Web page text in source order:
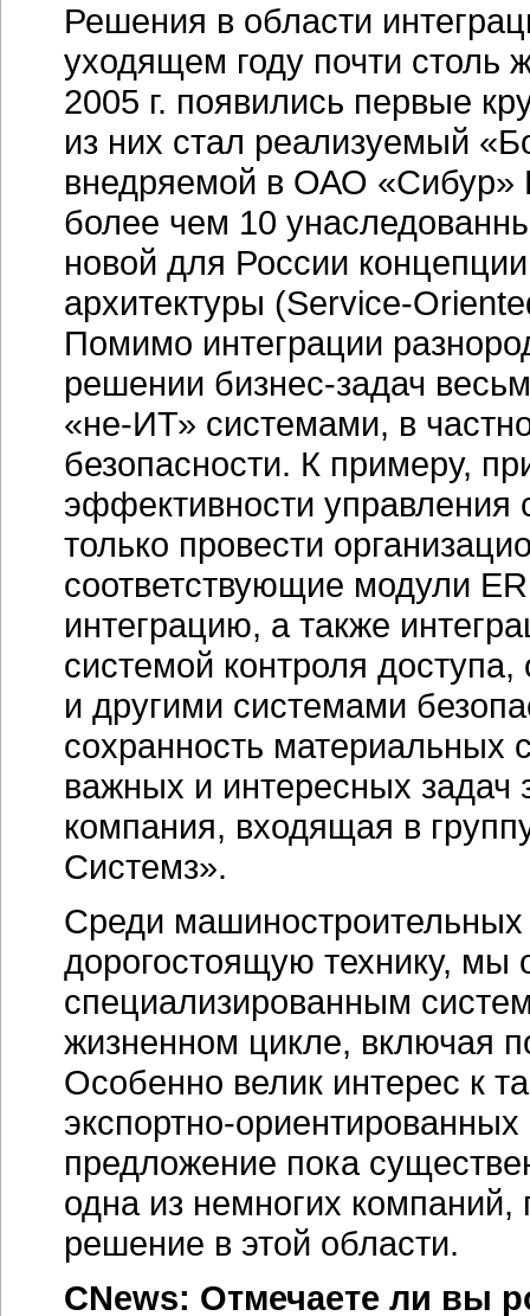
Решения в области
уходящем году почти столь
2005 г. появились первые
из них стал реализуемый
внедряемой в ОАО «Сибур»
более чем 10
новой для России
архитектуры (Service-
Помимо интеграции
решении бизнес-задач
«не-ИТ» системами, в
безопасности. К примеру,
эффективности управления
только провести
соответствующие модули
интеграцию, а также
системой контроля
и другими системами
сохранность материальных
важных и интересных задач
компания, входящая в
Системз».
Среди
дорогостоящую технику, мы
специализированным
жизненном цикле, включая
Особенно велик интерес к
экспортно-ориентированных
предложение пока
одна из немногих компаний,
решение в этой области.
CNews: Отмечаете ли вы